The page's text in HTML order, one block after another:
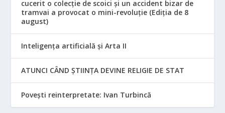
cucerit o colecție de scoici și un accident bizar de
tramvai a provocat o mini-revoluție (Ediția de 8
august)
Inteligența artificială și Arta II
ATUNCI CÂND ȘTIINȚA DEVINE RELIGIE DE STAT
Povești reinterpretate: Ivan Turbincă